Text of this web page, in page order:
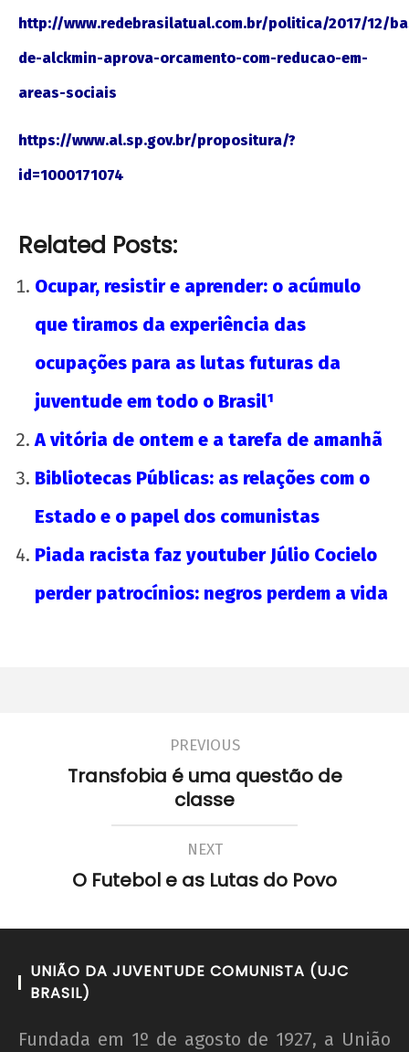
http://www.redebrasilatual.com.br/politica/2017/12/
de-alckmin-aprova-orcamento-com-reducao-em-
areas-sociais
https://www.al.sp.gov.br/propositura/?
id=1000171074
Related Posts:
Ocupar, resistir e aprender: o acúmulo
que tiramos da experiência das
ocupações para as lutas futuras da
juventude em todo o Brasil¹
A vitória de ontem e a tarefa de amanhã
Bibliotecas Públicas: as relações com o
Estado e o papel dos comunistas
Piada racista faz youtuber Júlio Cocielo
perder patrocínios: negros perdem a vida
PREVIOUS
Transfobia é uma questão de
classe
NEXT
O Futebol e as Lutas do Povo
UNIÃO DA JUVENTUDE COMUNISTA (UJC
BRASIL)
Fundada em 1º de agosto de 1927, a União